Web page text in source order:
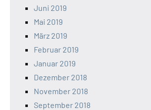
Juni 2019
Mai 2019
März 2019
Februar 2019
Januar 2019
Dezember 2018
November 2018
September 2018